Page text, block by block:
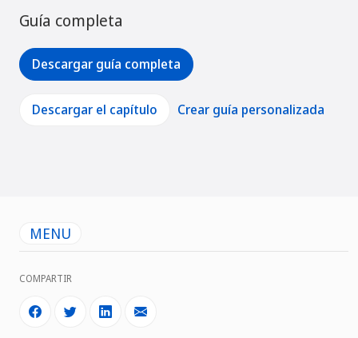
Guía completa
Descargar guía completa
Descargar el capítulo Crear guía personalizada
MENU
COMPARTIR